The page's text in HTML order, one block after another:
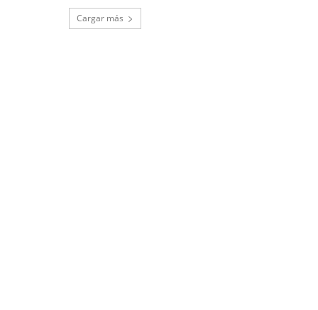
Cargar más